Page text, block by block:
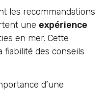
les recommandations
une expérience
en mer. Cette
fiabilité des conseils
d’une